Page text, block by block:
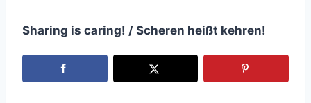
Sharing is caring! / Scheren heißt kehren!